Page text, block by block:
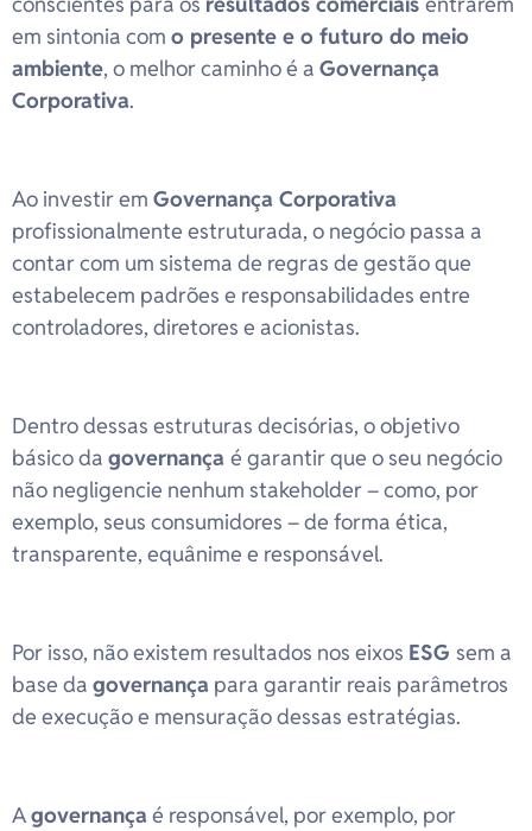
em sintonia com o presente e o futuro do meio
ambiente, o melhor caminho é a Governança
Corporativa.
Ao investir em Governança Corporativa
profissionalmente estruturada, o negócio passa a
contar com um sistema de regras de gestão que
estabelecem padrões e responsabilidades entre
controladores, diretores e acionistas.
Dentro dessas estruturas decisórias, o objetivo
básico da governança é garantir que o seu negócio
não negligencie nenhum stakeholder – como, por
exemplo, seus consumidores – de forma ética,
transparente, equânime e responsável.
Por isso, não existem resultados nos eixos ESG sem a
base da governança para garantir reais parâmetros
de execução e mensuração dessas estratégias.
Agovernança é responsável, por exemplo, por